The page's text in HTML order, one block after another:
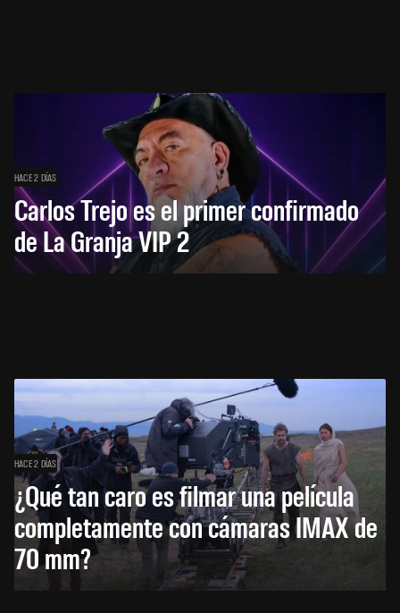
HACE 2 DÍAS
Carlos Trejo es el primer confirmado
de La Granja VIP 2
HACE 2 DÍAS
¿Qué tan caro es filmar una película
completamente con cámaras IMAX de
70 mm?